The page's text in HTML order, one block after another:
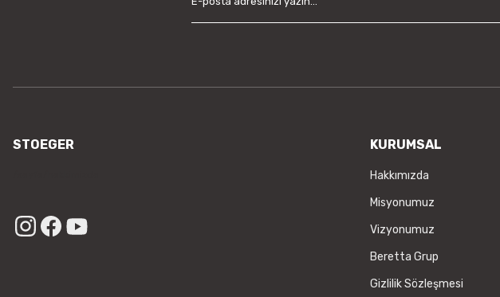
STOEGER KURUMSAL
Hakkımızda
Misyonumuz
Vizyonumuz
Beretta Grup
Gizlilik Sözleşmesi